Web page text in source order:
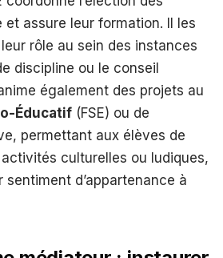
et assure leur formation. Il les
rôle au sein des instances
discipline ou le conseil
également des projets au
Éducatif (FSE) ou de
permettant aux élèves de
culturelles ou ludiques,
d’appartenance à